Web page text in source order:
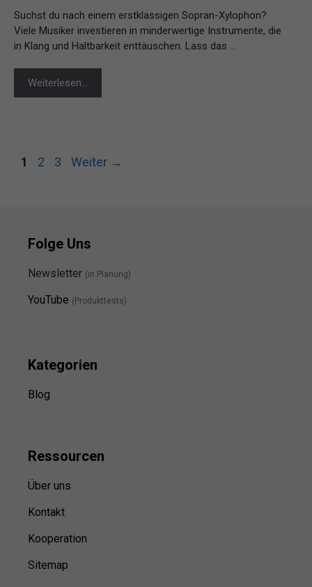
Suchst du nach einem erstklassigen Sopran-Xylophon?
Viele Musiker investieren in minderwertige Instrumente, die
in Klang und Haltbarkeit enttäuschen. Lass das …
Weiterlesen…
Seite
1 Seite
2 Seite
3 Weiter →
Folge Uns
Newsletter (in Planung)
YouTube (Produkttests)
Kategorien
Blog
Ressourcen
Über uns
Kontakt
Kooperation
Sitemap